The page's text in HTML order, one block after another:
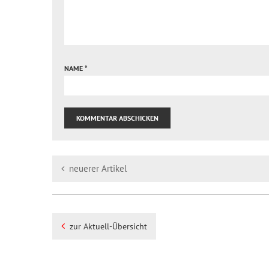
NAME *
neuerer Artikel
zur Aktuell-Übersicht